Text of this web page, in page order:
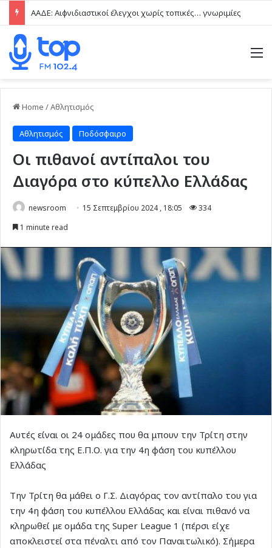
ΑΑΔΕ: Αιφνιδιαστικοί έλεγχοι χωρίς τοπικές… γνωριμίες
Home /Αθλητισμός
Αθλητισμός Ποδόσφαιρο
Οι πιθανοί αντίπαλοι του
Διαγόρα στο κύπελλο Ελλάδας
newsroom 15 Σεπτεμβρίου 2024 , 18:05
334
1 minute read
Αυτές είναι οι 24 ομάδες που θα μπουν την Τρίτη στην
κληρωτίδα της Ε.Π.Ο. για την 4η φάση του κυπέλλου
Ελλάδας
Την Τρίτη θα μάθει ο Γ.Σ. Διαγόρας τον αντίπαλο του για
την 4η φάση του κυπέλλου Ελλάδας και είναι πιθανό να
κληρωθεί με ομάδα της Super League 1 (πέρσι είχε
αποκλειστεί στα πέναλτι από τον Παναιτωλικό). Σήμερα